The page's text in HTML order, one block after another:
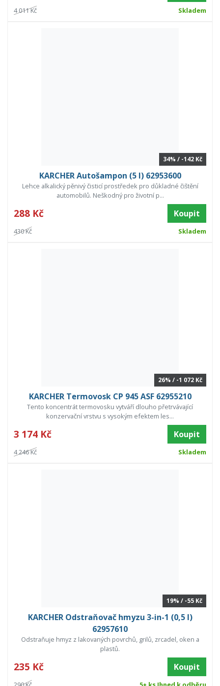
4 011 Kč Skladem
34% / -142 Kč
KARCHER Autošampon (5 l) 62953600
Lehce alkalický pěnivý čisticí prostředek pro důkladné čištění
automobilů. Neškodný pro životní p...
288 Kč Koupit
430 Kč Skladem
26% / -1 072 Kč
KARCHER Termovosk CP 945 ASF 62955210
Tento koncentrát termovosku vytváří dlouho přetrvávající
konzervační vrstvu s vysokým efektem les...
3 174 Kč Koupit
4 246 Kč Skladem
19% / -55 Kč
KARCHER Odstraňovač hmyzu 3-in-1 (0,5 l)
62957610
Odstraňuje hmyz z lakovaných povrchů, grilů, zrcadel, oken a
plastů.
235 Kč Koupit